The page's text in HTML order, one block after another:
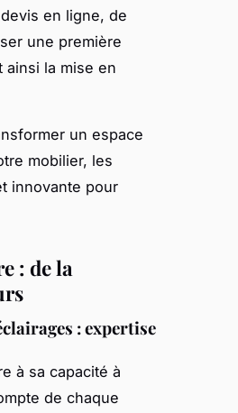
en ligne, de
une première
ainsi la mise en
un espace
mobilier, les
innovante pour
: de la
: expertise
à sa capacité à
de chaque